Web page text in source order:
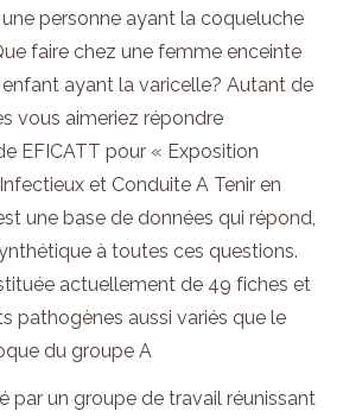
personne ayant la coqueluche
faire chez une femme enceinte
ayant la varicelle? Autant de
vous aimeriez répondre
EFICATT pour « Exposition
et Conduite A Tenir en
une base de données qui répond,
à toutes ces questions.
actuellement de 49 fiches et
pathogènes aussi variés que le
du groupe A
par un groupe de travail réunissant